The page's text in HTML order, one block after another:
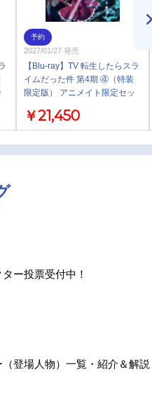
予約
2027/01/27 発売
【Blu-ray】TV 転生したらスラ
イムだった件 第4期 ④（特装
限定版） アニメイト限定セッ
￥21,450
ー投票受付中！
（登場人物）一覧・紹介＆解説